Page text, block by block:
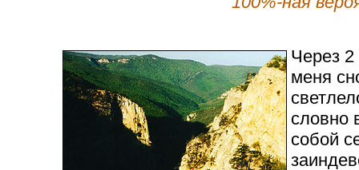
Через
меня
словно
собой